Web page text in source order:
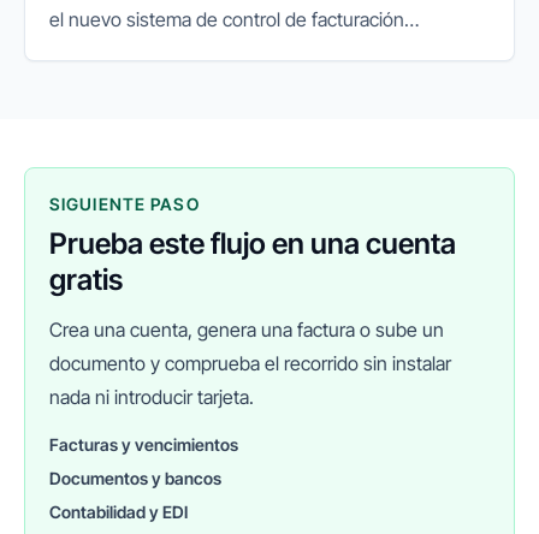
el nuevo sistema de control de facturación
SIGUIENTE PASO
Prueba este flujo en una cuenta
gratis
Crea una cuenta, genera una factura o sube un
documento y comprueba el recorrido sin instalar
nada ni introducir tarjeta.
Facturas y vencimientos
Documentos y bancos
Contabilidad y EDI
FINANEDI
Hablemos ahora